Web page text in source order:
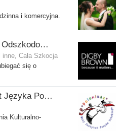
i komercyjna.
Digby Brown Solicitors - Odszkodowania w Szkocji
Cała Szkocja
się o
Poloniusz - Mały Instytut Języka Polskiego
Kulturalno-